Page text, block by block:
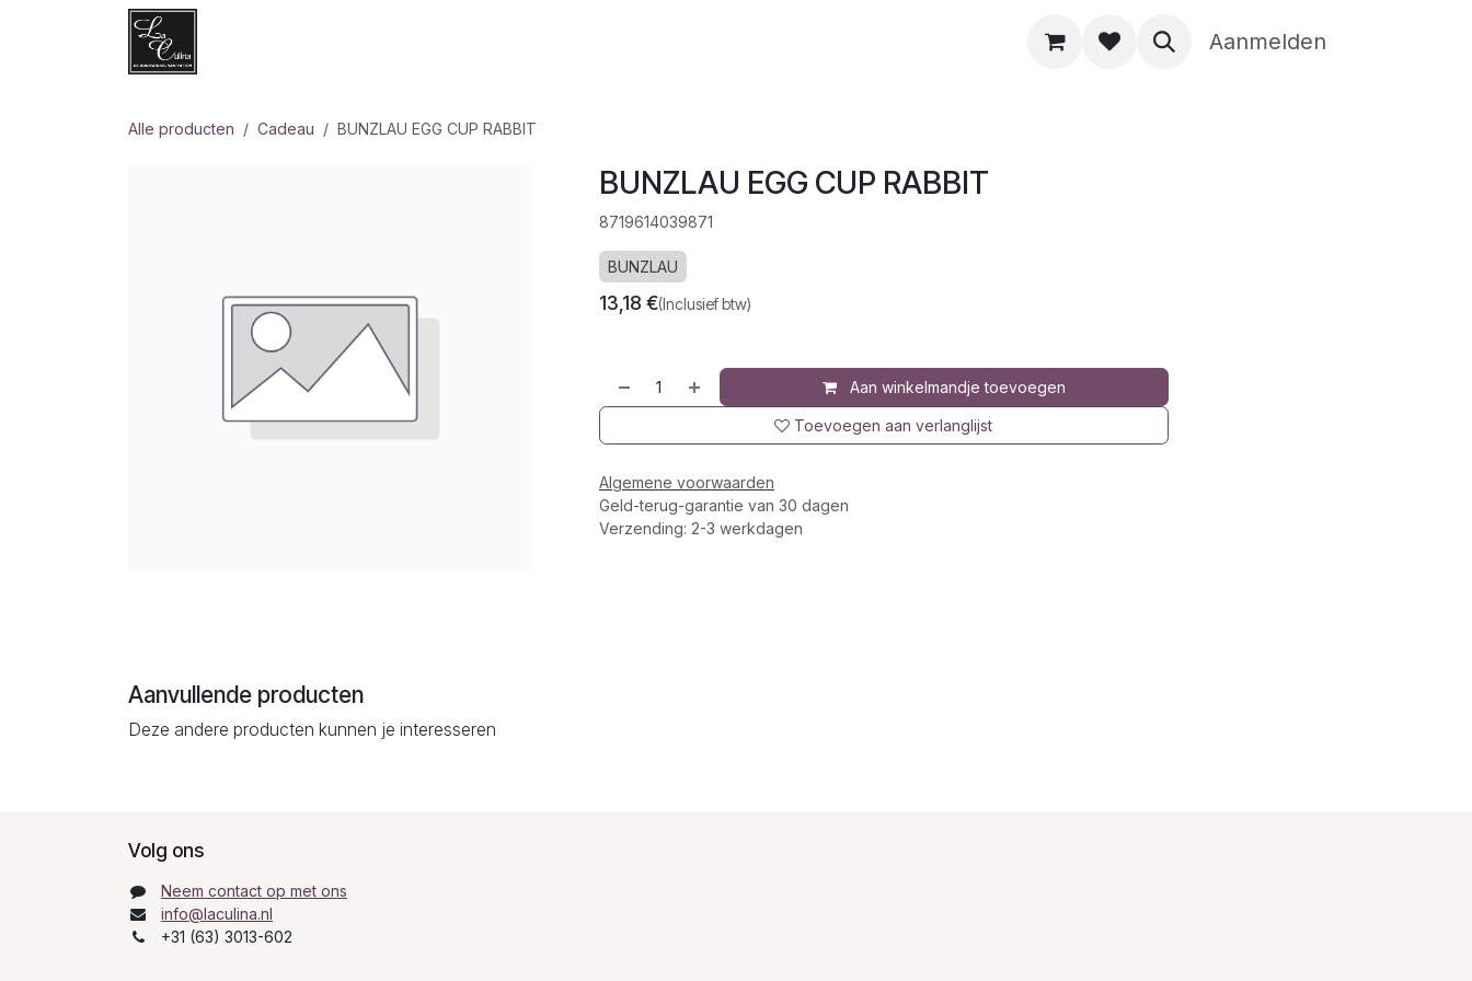
Overslaan naar inhoud
Aanmelden
Alle producten Cadeau BUNZLAU EGG CUP RABBIT
BUNZLAU EGG CUP RABBIT
8719614039871
BUNZLAU
13,18 €(Inclusief btw)
Aan winkelmandje toevoegen
Toevoegen aan verlanglijst
Algemene voorwaarden
Geld-terug-garantie van 30 dagen
Verzending: 2-3 werkdagen
Aanvullende producten
Deze andere producten kunnen je interesseren
Volg ons
Neem contact op met ons
info@laculina.nl
+31 (63) 3013-602